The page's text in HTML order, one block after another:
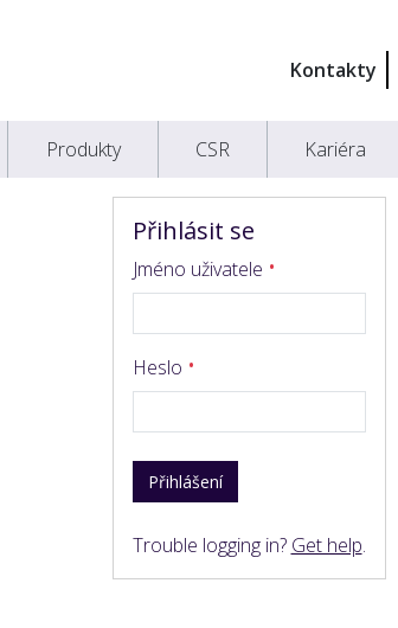
Kontakty
Produkty CSR Kariéra
Přihlásit se
Jméno uživatele
Heslo
Přihlášení
Trouble logging in? Get help.